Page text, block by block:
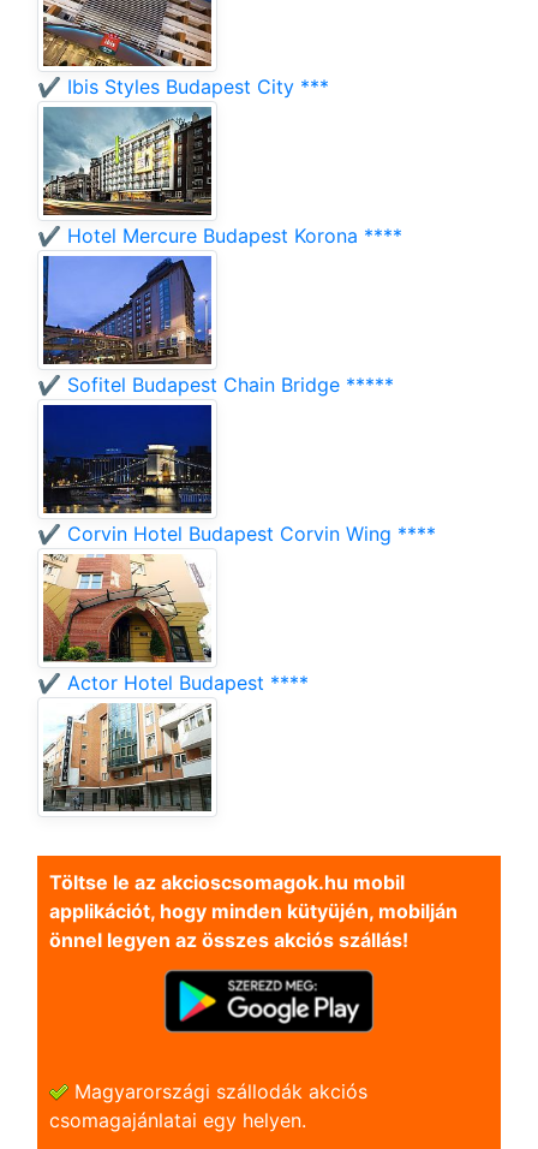
✔️ Ibis Styles Budapest City ***
✔️ Hotel Mercure Budapest Korona ****
✔️ Sofitel Budapest Chain Bridge *****
✔️ Corvin Hotel Budapest Corvin Wing ****
✔️ Actor Hotel Budapest ****
Töltse le az akcioscsomagok.hu mobil
applikációt, hogy minden kütyüjén, mobilján
önnel legyen az összes akciós szállás!
Magyarországi szállodák akciós
csomagajánlatai egy helyen.